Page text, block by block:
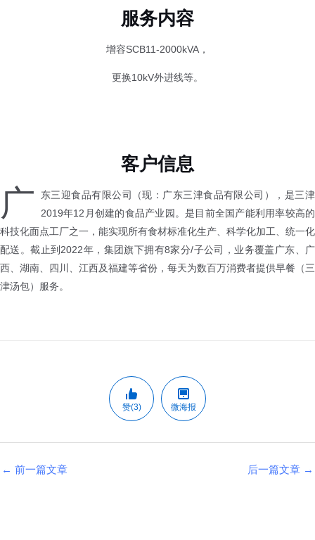
服务内容
增容SCB11-2000kVA，
更换10kV外进线等。
客户信息
广
东三迎食品有限公司（现：广东三津食品有限公司），是三津
2019年12月创建的食品产业园。是目前全国产能利用率较高的
科技化面点工厂之一，能实现所有食材标准化生产、科学化加工、统一化
配送。截止到2022年，集团旗下拥有8家分/子公司，业务覆盖广东、广
西、湖南、四川、江西及福建等省份，每天为数百万消费者提供早餐（三
津汤包）服务。
赞(3) 微海报
← 前一篇文章 后一篇文章 →